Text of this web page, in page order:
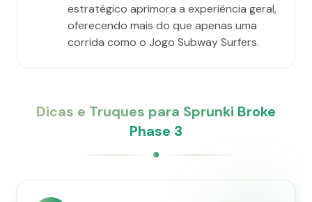
estratégico aprimora a experiência geral,
oferecendo mais do que apenas uma
corrida como o Jogo Subway Surfers.
Dicas e Truques para Sprunki Broke
Phase 3